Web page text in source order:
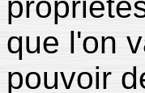
que l'on
pouvoir